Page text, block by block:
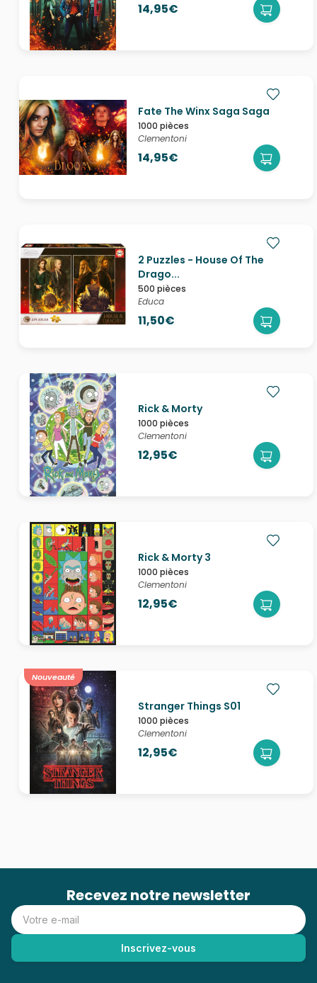
14,95€
Fate The Winx Saga Saga
1000 pièces
Clementoni
14,95€
2 Puzzles - House Of The
Drago...
500 pièces
Educa
11,50€
Rick & Morty
1000 pièces
Clementoni
12,95€
Rick & Morty 3
1000 pièces
Clementoni
12,95€
Nouveauté
Stranger Things S01
1000 pièces
Clementoni
12,95€
Recevez notre newsletter